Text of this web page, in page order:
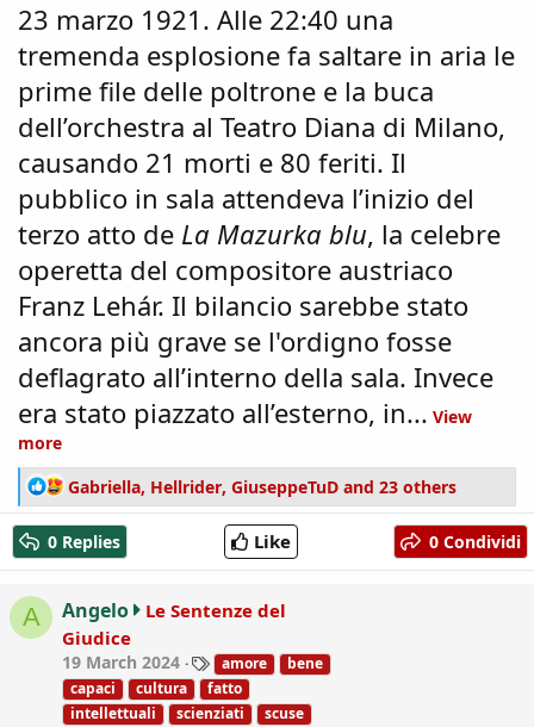
23 marzo 1921. Alle 22:40 una
tremenda esplosione fa saltare in aria le
prime file delle poltrone e la buca
dell’orchestra al Teatro Diana di Milano,
causando 21 morti e 80 feriti. Il
pubblico in sala attendeva l’inizio del
terzo atto de La Mazurka blu, la celebre
operetta del compositore austriaco
Franz Lehár. Il bilancio sarebbe stato
ancora più grave se l'ordigno fosse
deflagrato all’interno della sala. Invece
era stato piazzato all’esterno, in... View
more
R
e
a
c
t
i
o
n
s
:
Gabriella, Hellrider, GiuseppeTuD and 23 others
0 Replies Like 0 Condividi
A Angelo
Le Sentenze del
Giudice
19 March 2024
T
a
g
s
amore
bene
capaci
cultura
fatto
intellettuali
scienziati
scuse